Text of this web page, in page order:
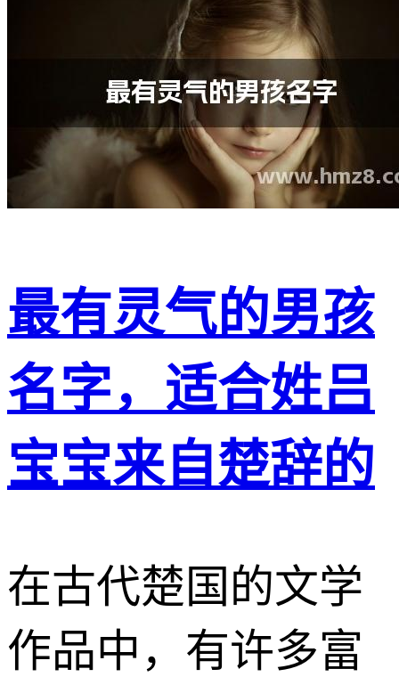
最有灵气的男孩
名字，适合姓吕
宝宝来自楚辞的
在古代楚国的文学
作品中，有许多富